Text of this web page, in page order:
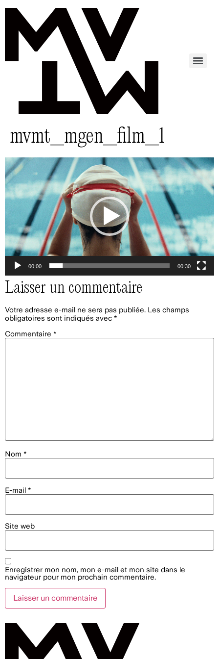
mvmt_mgen_film_1
Lecteur
vidéo
00:00 00:30
Laisser un commentaire
Votre adresse e-mail ne sera pas publiée. Les champs
obligatoires sont indiqués avec *
Commentaire *
Nom *
E-mail *
Site web
Enregistrer mon nom, mon e-mail et mon site dans le
navigateur pour mon prochain commentaire.